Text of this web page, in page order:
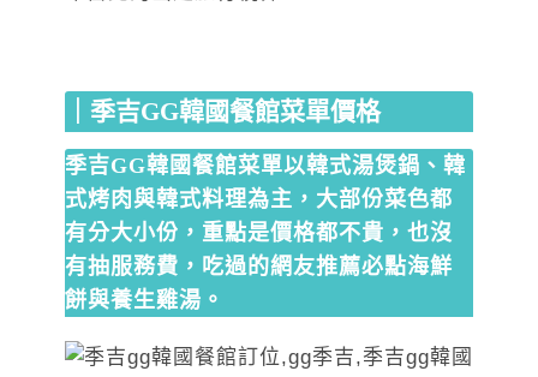
｜季吉GG韓國餐館菜單價格
季吉GG韓國餐館菜單以韓式湯煲鍋、韓
式烤肉與韓式料理為主，大部份菜色都
有分大小份，重點是價格都不貴，也沒
有抽服務費，吃過的網友推薦必點海鮮
餅與養生雞湯。